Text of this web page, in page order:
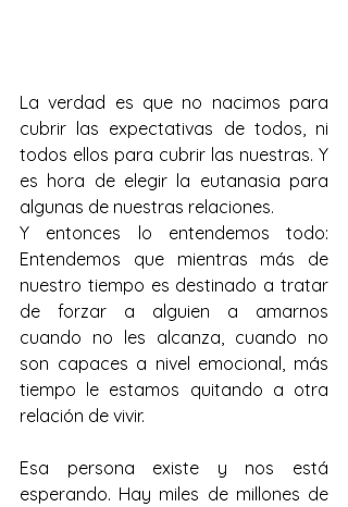
La verdad es que no nacimos para
cubrir las expectativas de todos, ni
todos ellos para cubrir las nuestras. Y
es hora de elegir la eutanasia para
algunas de nuestras relaciones.
Y entonces lo entendemos todo:
Entendemos que mientras más de
nuestro tiempo es destinado a tratar
de forzar a alguien a amarnos
cuando no les alcanza, cuando no
son capaces a nivel emocional, más
tiempo le estamos quitando a otra
relación de vivir.
Esa persona existe y nos está
esperando. Hay miles de millones de